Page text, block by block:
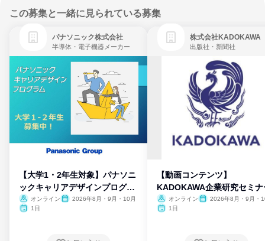
この募集と一緒に見られている募集
パナソニック株式会社
半導体・電子機器メーカー
【大学1・2年生対象】パナソニ
ックキャリアデザインプログラ
ム
オンライン
2026年8月・9月・10月
1日
株式会社KADOKAWA
出版社・新聞社
【動画コンテンツ】
KADOKAWA企業研究セミナ
オンライン
2026年8月・9月・
1日